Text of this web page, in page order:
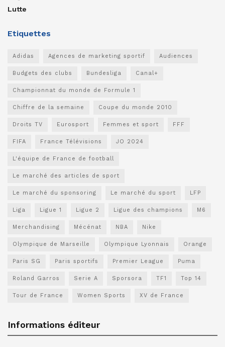
Lutte
Etiquettes
Adidas Agences de marketing sportif Audiences
Budgets des clubs Bundesliga Canal+
Championnat du monde de Formule 1
Chiffre de la semaine Coupe du monde 2010
Droits TV Eurosport Femmes et sport FFF
FIFA France Télévisions JO 2024
L'équipe de France de football
Le marché des articles de sport
Le marché du sponsoring Le marché du sport LFP
Liga Ligue 1 Ligue 2 Ligue des champions M6
Merchandising Mécénat NBA Nike
Olympique de Marseille Olympique Lyonnais Orange
Paris SG Paris sportifs Premier League Puma
Roland Garros Serie A Sporsora TF1 Top 14
Tour de France Women Sports XV de France
Informations éditeur